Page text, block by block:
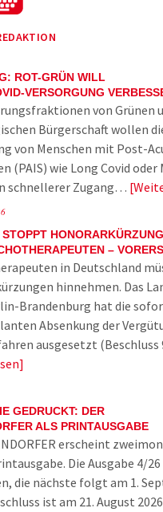
ROT-GRÜN WILL
VERSORGUNG
von Grünen
Bürgerschaft wollen
von Menschen mit Post-
(PAIS) wie Long Covid oder
schnellerer Zugang…
HONORARKÜRZUNG
–
in Deutschland
hinnehmen. Das
Brandenburg hat die
Absenkung der
ausgesetzt
GEDRUCKT: DER
ALS PRINTAUSGABE
erscheint
Die Ausgabe 4/
die nächste folgt am 1.
ist am 21. August